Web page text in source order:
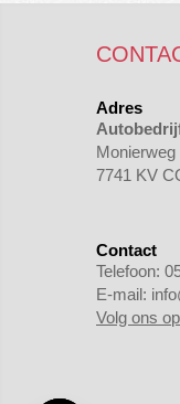
Adres
Monierweg
7741 KV
Contact
Telefoon:
E-mail:
Volg ons